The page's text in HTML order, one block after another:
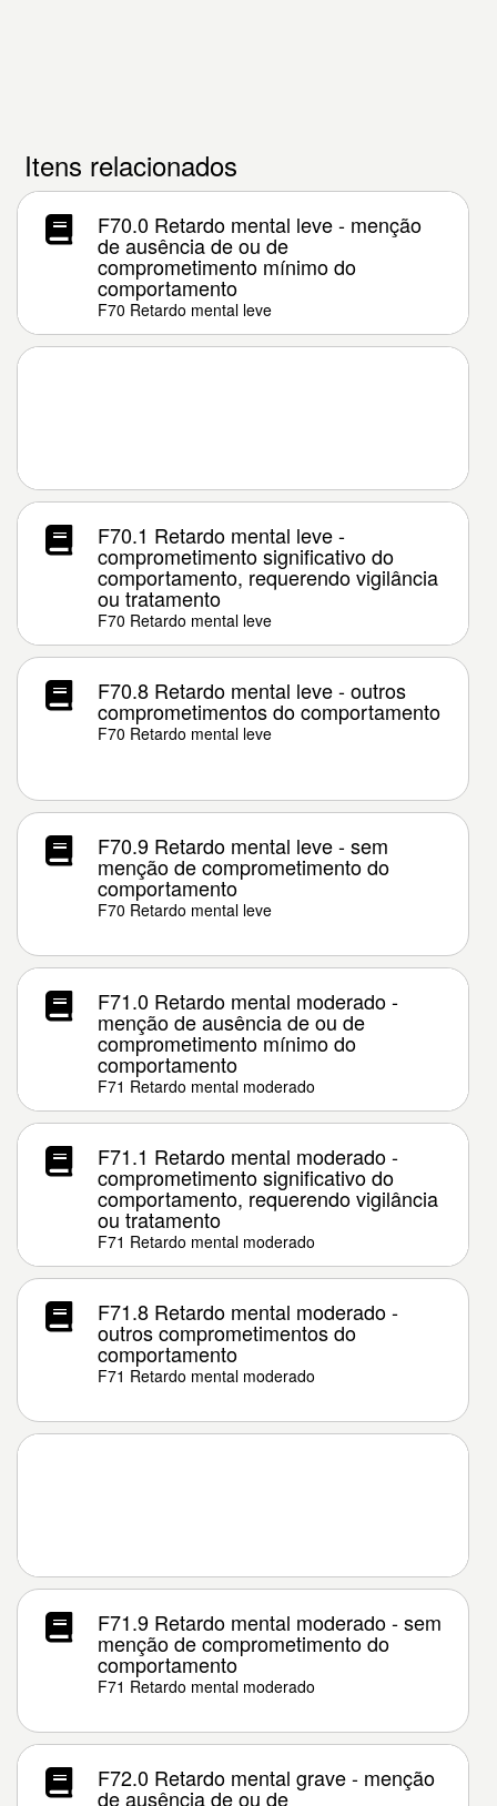
Itens relacionados
F70.0 Retardo mental leve - menção
de ausência de ou de
comprometimento mínimo do
comportamento
F70 Retardo mental leve
F70.1 Retardo mental leve -
comprometimento significativo do
comportamento, requerendo vigilância
ou tratamento
F70 Retardo mental leve
F70.8 Retardo mental leve - outros
comprometimentos do comportamento
F70 Retardo mental leve
F70.9 Retardo mental leve - sem
menção de comprometimento do
comportamento
F70 Retardo mental leve
F71.0 Retardo mental moderado -
menção de ausência de ou de
comprometimento mínimo do
comportamento
F71 Retardo mental moderado
F71.1 Retardo mental moderado -
comprometimento significativo do
comportamento, requerendo vigilância
ou tratamento
F71 Retardo mental moderado
F71.8 Retardo mental moderado -
outros comprometimentos do
comportamento
F71 Retardo mental moderado
F71.9 Retardo mental moderado - sem
menção de comprometimento do
comportamento
F71 Retardo mental moderado
F72.0 Retardo mental grave - menção
de ausência de ou de